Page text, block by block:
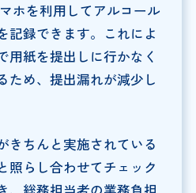
ホを利用してアルコール
記録できます。これによ
用紙を提出しに行かなく
ため、提出漏れが減少し
きちんと実施されている
照らし合わせてチェック